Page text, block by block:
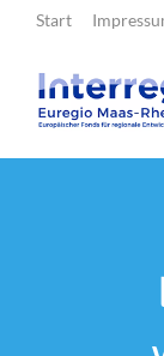
Start